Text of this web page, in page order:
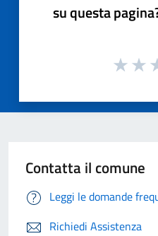
su questa
Contatta il comune
Leggi le domande
Richiedi Assistenza